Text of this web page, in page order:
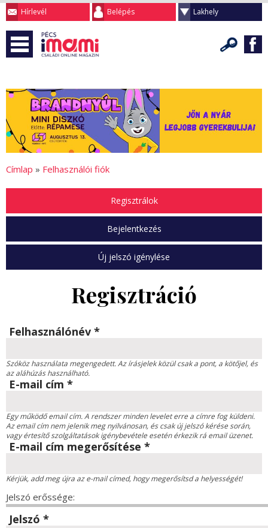
Hírlevél Belépés Lakhely
Címlap » Felhasználói fiók
Regisztrálok
Bejelentkezés
Új jelszó igénylése
Regisztráció
Felhasználónév *
Szóköz használata megengedett. Az írásjelek közül csak a pont, a kötőjel, és
az aláhúzás használható.
E-mail cím *
Egy működő email cím. A rendszer minden levelet erre a címre fog küldeni.
Az email cím nem jelenik meg nyilvánosan, és csak új jelszó kérése során,
vagy értesítő szolgáltatások igénybevétele esetén érkezik rá email üzenet.
E-mail cím megerősítése *
Kérjük, add meg újra az e-mail címed, hogy megerősítsd a helyességét!
Jelszó erőssége:
Jelszó *